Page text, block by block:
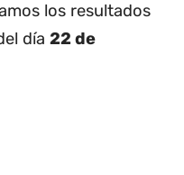
los resultados
día 22 de